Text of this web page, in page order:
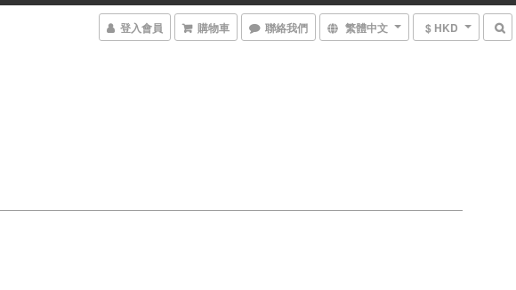
登入會員 購物車 聯絡我們 繁體中文 $ HKD